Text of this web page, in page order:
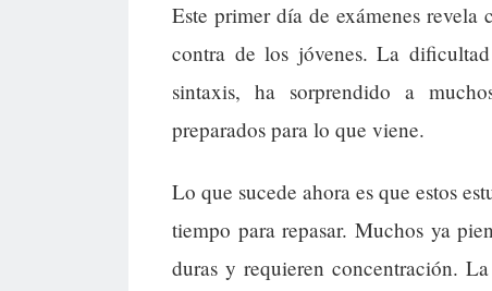
Este primer día de exámenes revela
contra de los jóvenes. La
sintaxis, ha sorprendido a
preparados para lo que viene.
Lo que sucede ahora es que estos
tiempo para repasar. Muchos ya
duras y requieren concentración.